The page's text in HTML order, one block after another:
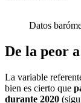
Datos
De la peor
La variable
bien es cierto que
durante 2020